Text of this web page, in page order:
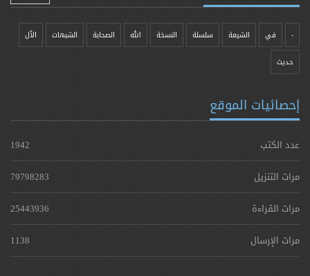
- في الشيعة سلسلة النسخة الله الصحابة الشبهات الآل
حدیث
إحصائيات الموقع
عدد الكتب
1942
مرات التنزيل
79798283
مرات القراءة
25443936
مرات الإرسال
1138